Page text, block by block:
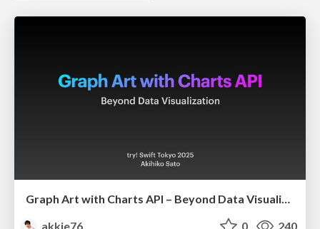
Graph Art with Charts API – Beyond Data Visualization
akkie76
0 240